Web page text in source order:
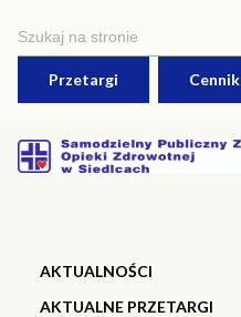
Przetargi Cennik
AKTUALNOŚCI
AKTUALNE PRZETARGI